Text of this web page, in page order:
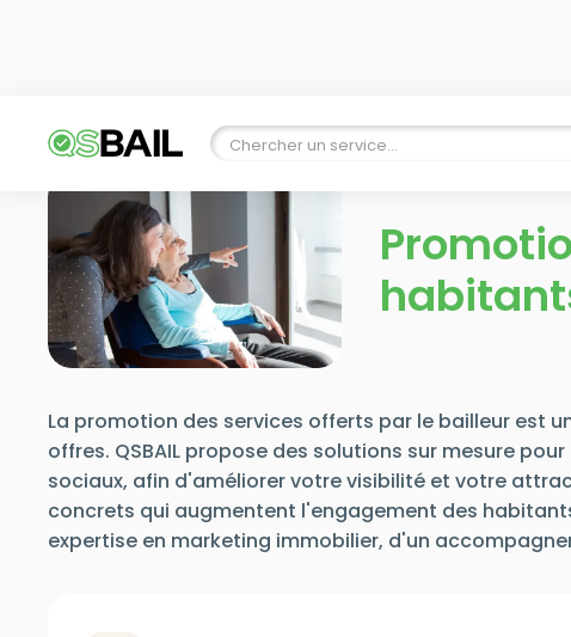
La promotion des services offerts par le bailleur est
offres. QSBAIL propose des solutions sur mesure
sociaux, afin d'améliorer votre visibilité et votre
concrets qui augmentent l'engagement des
expertise en marketing immobilier, d'un